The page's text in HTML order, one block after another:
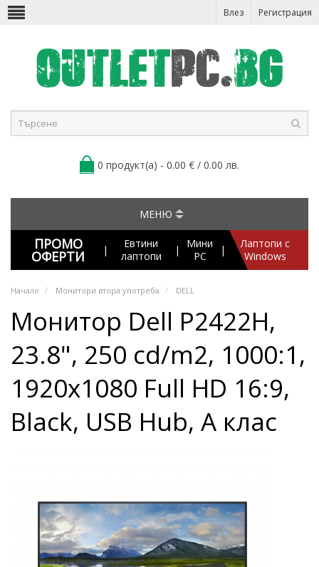
Влез Регистрация
0 продукт(а) - 0.00 € / 0.00 лв.
МЕНЮ
ПРОМО
ОФЕРТИ |
Евтини
лаптопи
|
Мини
PC
|
Лаптопи с
Windows
Начало Монитори втора употреба DELL
Монитор Dell P2422H,
23.8", 250 cd/m2, 1000:1,
1920x1080 Full HD 16:9,
Black, USB Hub, A клас